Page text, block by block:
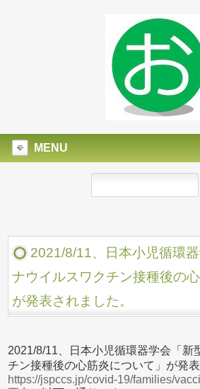
MENU
2021/8/11、日本小児循環
ナウイルスワクチン接種後の心
が発表されました。
2021/8/11、日本小児循環器学会「新
チン接種後の心筋炎について」が発表
https://jspccs.jp/covid-19/families/